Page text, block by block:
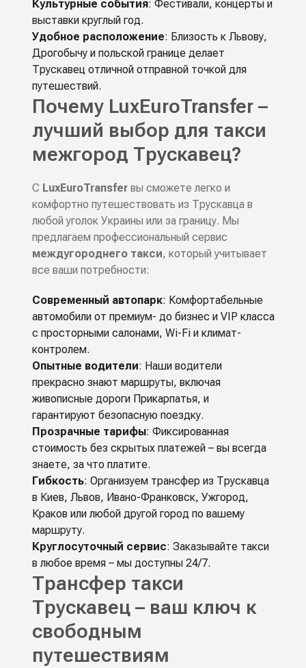
Культурные события: Фестивали, концерты и
выставки круглый год.
Удобное расположение: Близость к Львову,
Дрогобычу и польской границе делает
Трускавец отличной отправной точкой для
путешествий.
Почему LuxEuroTransfer –
лучший выбор для такси
межгород Трускавец?
С LuxEuroTransferвы сможете легко и
комфортно путешествовать из Трускавца в
любой уголок Украины или за границу. Мы
предлагаем профессиональный сервис
междугороднего такси, который учитывает
все ваши потребности:
Современный автопарк: Комфортабельные
автомобили от премиум- до бизнес и VIP класса
с просторными салонами, Wi-Fi и климат-
контролем.
Опытные водители: Наши водители
прекрасно знают маршруты, включая
живописные дороги Прикарпатья, и
гарантируют безопасную поездку.
Прозрачные тарифы: Фиксированная
стоимость без скрытых платежей – вы всегда
знаете, за что платите.
Гибкость: Организуем трансфер из Трускавца
в Киев, Львов, Ивано-Франковск, Ужгород,
Краков или любой другой город по вашему
маршруту.
Круглосуточный сервис: Заказывайте такси
в любое время – мы доступны 24/7.
Трансфер такси
Трускавец – ваш ключ к
свободным
путешествиям